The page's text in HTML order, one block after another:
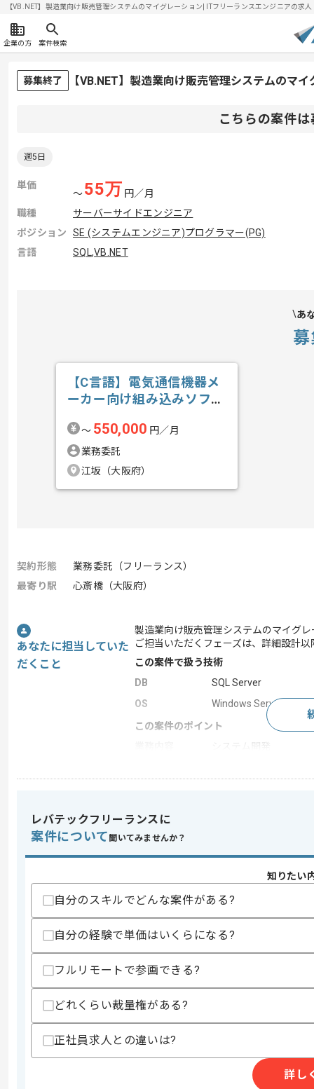
【VB.NET】製造業向け販売管理システムのマイグレーション| ITフリーランスエンジニアの求
企業の方 案件検索
募集終了 【VB.NET】製造業向け販売管理システムのマ
こちらの案件
週5日
単価
〜55万 円／月
職種
サーバーサイドエンジニア
ポジション
SE (システムエンジニア)プログラマー(PG)
言語
SQL ,VB.NET
あ
【C言語】電気通信機器メ
ーカー向け組み込みソフト
〜 550,000 円／月
業務委託
江坂（大阪府）
契約形態
業務委託（フリーランス）
最寄り駅
心斎橋（大阪府）
あなたに担当していた
だくこと
製造業向け販売管理システムのマイグ
ご担当いただくフェーズは、詳細設計以
この案件で扱う技術
DB
SQL Server
OS
Windows Server
この案件のポイント
スキル
求めるスキル
・VB.NET、SQLServer、
・SQLServerでのレスポンスを意識した
・製造業での販売管理システム経験
・マイグレーション経験
上記に似た経験やスキルをお持ちであれば申
精算・お支払い
精算条件
有
精算基準時間
レバテックフリーランスに
案件について 聞いてみませんか？
知りたい
自分のスキルでどんな案件がある?
自分の経験で単価はいくらになる?
フルリモートで参画できる?
どれくらい裁量権がある?
正社員求人との違いは?
詳し